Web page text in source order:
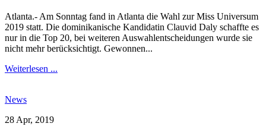
Atlanta.- Am Sonntag fand in Atlanta die Wahl zur Miss Universum
2019 statt. Die dominikanische Kandidatin Clauvid Daly schaffte es
nur in die Top 20, bei weiteren Auswahlentscheidungen wurde sie
nicht mehr berücksichtigt. Gewonnen...
Weiterlesen ...
News
28 Apr, 2019